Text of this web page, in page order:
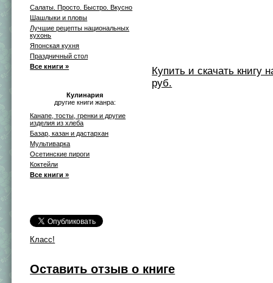
Салаты. Просто. Быстро. Вкусно
Шашлыки и пловы
Лучшие рецепты национальных
кухонь
Японская кухня
Праздничный стол
Все книги »
Кулинария
другие книги жанра:
Канапе, тосты, гренки и другие
изделия из хлеба
Базар, казан и дастархан
Мультиварка
Осетинские пироги
Коктейли
Все книги »
Класс!
Купить и скачать книгу
руб.
Оставить отзыв о книге